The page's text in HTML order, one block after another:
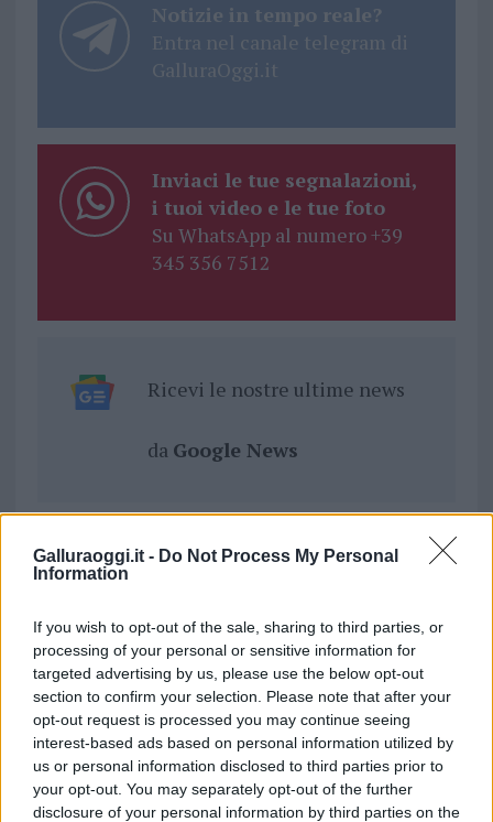
Galluraoggi.it - Do Not Process My Personal
Information
If you wish to opt-out of the sale, sharing to third parties, or
processing of your personal or sensitive information for
targeted advertising by us, please use the below opt-out
section to confirm your selection. Please note that after your
opt-out request is processed you may continue seeing
interest-based ads based on personal information utilized by
us or personal information disclosed to third parties prior to
your opt-out. You may separately opt-out of the further
disclosure of your personal information by third parties on the
Notizie in tempo reale?
Entra nel canale telegram di
GalluraOggi.it
Inviaci le tue segnalazioni,
i tuoi video e le tue foto
Su WhatsApp al numero +39
345 356 7512
Ricevi le nostre ultime news
da Google News
F
a
ce
b
o
o
k
T
w
it
te
r
n
te
re
st
h
at
s
A
p
p
h
a
re
Articolo precedente
Prossimo articolo
NOTIZIE RECENTI